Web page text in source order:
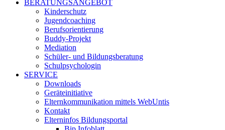
BERATUNGSANGEBOT
Kinderschutz
Jugendcoaching
Berufsorientierung
Buddy-Projekt
Mediation
Schüler- und Bildungsberatung
Schulpsychologin
SERVICE
Downloads
Geräteinitiative
Elternkommunikation mittels WebUntis
Kontakt
Elterninfos Bildungsportal